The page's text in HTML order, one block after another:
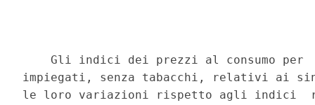
Gli indici dei prezzi al consumo per
impiegati, senza tabacchi, relativi ai
le loro variazioni rispetto agli indici